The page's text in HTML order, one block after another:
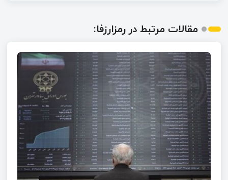
مقالات مرتبط در رمزارزفا: